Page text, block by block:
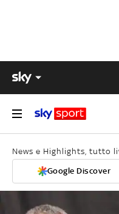
News e Highlights, tutto
Google Discover